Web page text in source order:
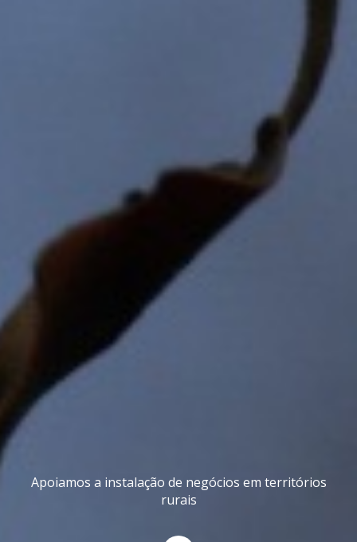
Apoiamos a instalação de negócios em territórios
rurais